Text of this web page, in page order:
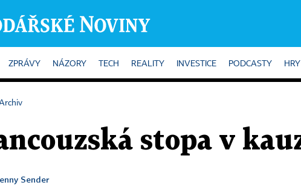
ZPRÁVY NÁZORY TECH REALITY INVESTICE PODCASTY HRY
stopa v
Sender